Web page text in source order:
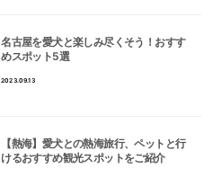
名古屋を愛犬と楽しみ尽くそう！おすす
めスポット5選
2023.09.13
【熱海】愛犬との熱海旅行、ペットと行
けるおすすめ観光スポットをご紹介